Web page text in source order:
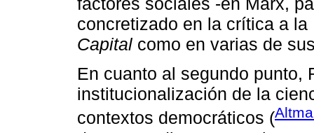
concretizado en la crítica a
Capital como en varias de
En cuanto al segundo punto,
institucionalización de la
contextos democráticos (